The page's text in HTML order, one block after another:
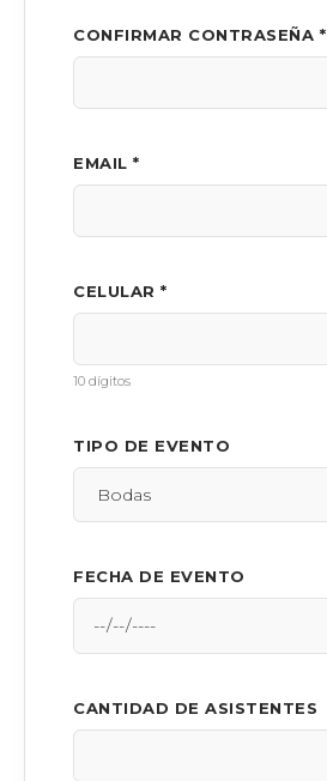
CONFIRMAR CONTRASEÑA *
EMAIL *
CELULAR *
10 dígitos
TIPO DE EVENTO
FECHA DE EVENTO
CANTIDAD DE ASISTENTES